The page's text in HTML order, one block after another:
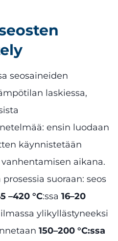
seosaineiden
laskiessa,
ensin luodaan
käynnistetään
aikana.
suoraan: seos
–420 °C:ssa 16–20
ylikyllästyneeksi
150–200 °C:ssa